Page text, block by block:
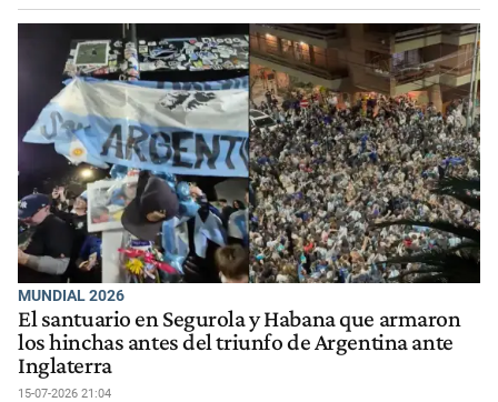
MUNDIAL 2026
El santuario en Segurola y Habana que armaron
los hinchas antes del triunfo de Argentina ante
Inglaterra
15-07-2026 21:04